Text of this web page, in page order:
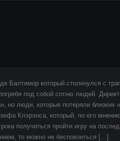
Балтимор который столкнулся с
под собой сотню людей.
но люди, которые потеряли близких
Клэрэнса, который, по его
получиться пройти игру на
то можно не беспокоиться […]